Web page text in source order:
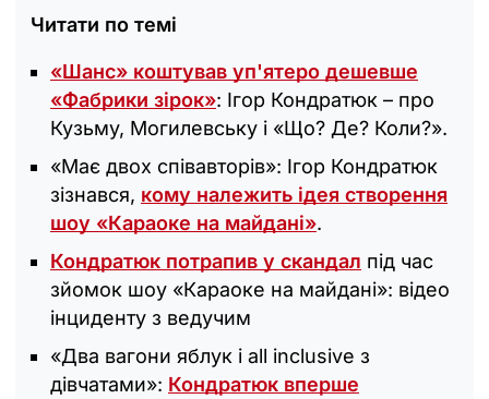
Читати по темі
«Шанс» коштував уп'ятеро дешевше
«Фабрики зірок»: Ігор Кондратюк – про
Кузьму, Могилевську і «Що? Де? Коли?».
«Має двох співавторів»: Ігор Кондратюк
зізнався, кому належить ідея створення
шоу «Караоке на майдані».
Кондратюк потрапив у скандал під час
зйомок шоу «Караоке на майдані»: відео
інциденту з ведучим
«Два вагони яблук і all inclusive з
дівчатами»: Кондратюк вперше